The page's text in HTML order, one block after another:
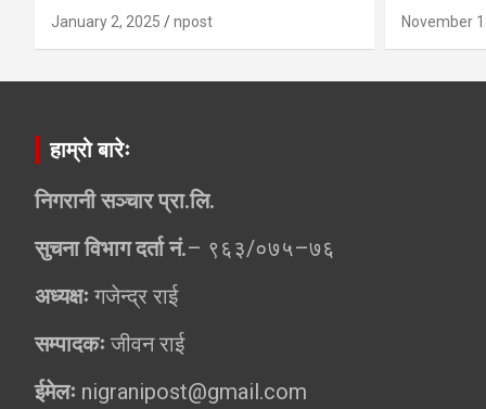
January 2, 2025 npost November
हाम्रो बारेः
निगरानी सञ्चार प्रा.लि.
सुचना विभाग दर्ता नं.– ९६३/०७५–७६
अध्यक्षःगजेन्द्र राई
सम्पादकःजीवन राई
ईमेलः nigranipost@gmail.com